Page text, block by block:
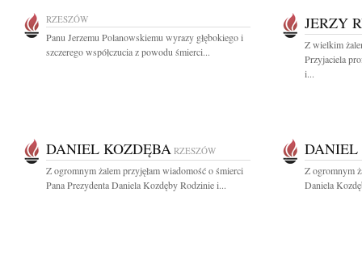
RZESZÓW
Panu Jerzemu Polanowskiemu wyrazy głębokiego i
szczerego współczucia z powodu śmierci...
JERZY
Z wielkim
Przyjaciela
i...
DANIEL KOZDĘBA RZESZÓW
Z ogromnym żalem przyjęłam wiadomość o śmierci
Pana Prezydenta Daniela Kozdęby Rodzinie i...
DANIEL
Z ogromnym
Daniela